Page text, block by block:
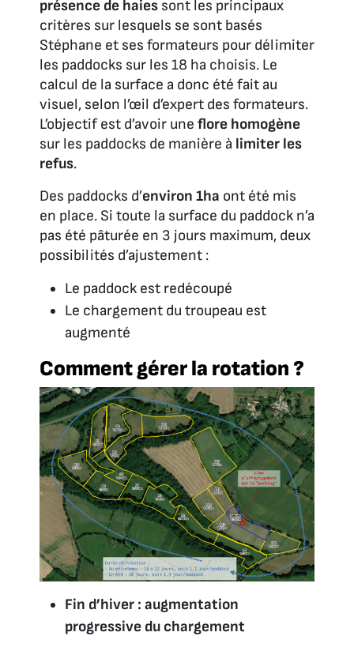
présence de haies sont les principaux
critères sur lesquels se sont basés
Stéphane et ses formateurs pour délimiter
les paddocks sur les 18 ha choisis. Le
calcul de la surface a donc été fait au
visuel, selon l’œil d’expert des formateurs.
L’objectif est d’avoir une flore homogène
sur les paddocks de manière à limiter les
refus.
Des paddocks d’environ 1ha ont été mis
en place. Si toute la surface du paddock n’a
pas été pâturée en 3 jours maximum, deux
possibilités d’ajustement :
Le paddock est redécoupé
Le chargement du troupeau est
augmenté
Comment gérer la rotation ?
Fin d’hiver : augmentation
progressive du chargement